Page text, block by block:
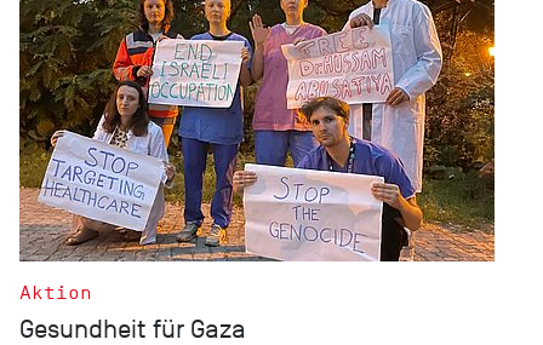
Aktion
Gesundheit für Gaza